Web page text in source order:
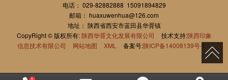
电话： 029-82882888 15091894829
邮箱： huaxuwenhua@126.com
地址： 陕西省西安市蓝田县华胥镇
CopyRight © 版权所有:陕西华胥文化发展有限公司 技术支持:陕西印象
信息技术有限公司
网站地图 XML 备案号:陕ICP备14008139号-1